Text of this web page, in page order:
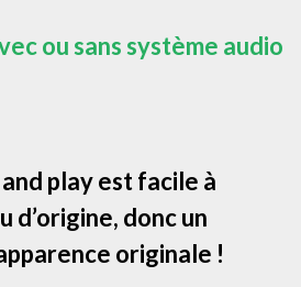
ou sans système audio
play est facile à
donc un
originale !